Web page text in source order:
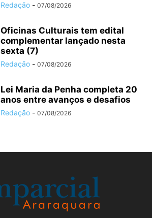
Redação - 07/08/2026
Oficinas Culturais tem edital
complementar lançado nesta
sexta (7)
Redação - 07/08/2026
Lei Maria da Penha completa 20
anos entre avanços e desafios
Redação - 07/08/2026